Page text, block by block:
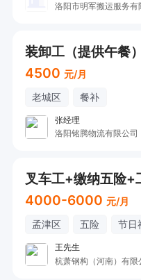
洛阳市明军搬运服务有
装卸工（提供午餐）
4500 元/月
老城区 餐补
张经理
洛阳铭腾物流有限公司
叉车工+缴纳五险+
4000-6000 元/月
孟津区 五险 节日
王先生
杭萧钢构（河南）有限